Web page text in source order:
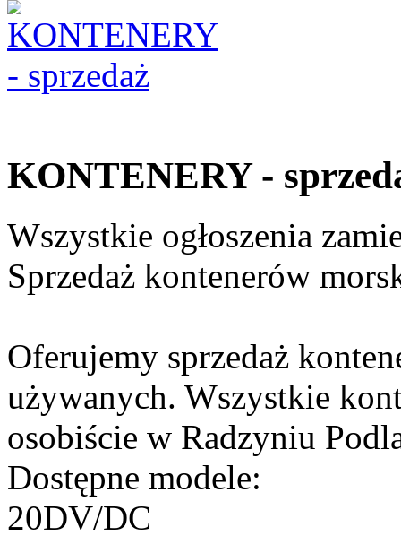
KONTENERY -
Wszystkie ogłoszenia
Sprzedaż kontenerów
Oferujemy sprzedaż
używanych. Wszystkie
osobiście w Radzyniu
Dostępne modele:
20DV/DC